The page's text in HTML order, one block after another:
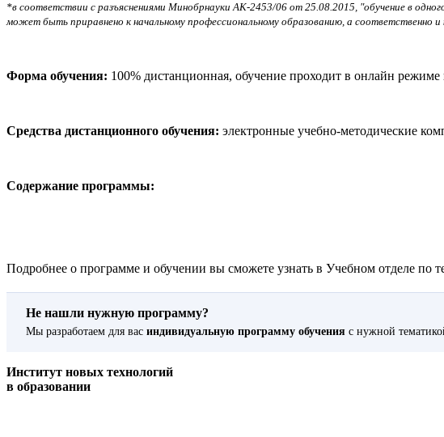
*в соответствии с разъяснениями Минобрнауки АК-2453/06 от 25.08.2015, "обучение в
может быть приравнено к начальному профессиональному образованию, а соответственно
Форма обучения: 100% дистанционная, обучение проходит в онлайн режиме
Средства дистанционного обучения: электронные учебно-методические
Содержание программы:
Подробнее о программе и обучении вы сможете узнать в Учебном отделе по
Не нашли нужную программу?
Мы разработаем для вас индивидуальную программу обучения с нужной
Институт новых технологий
в образовании